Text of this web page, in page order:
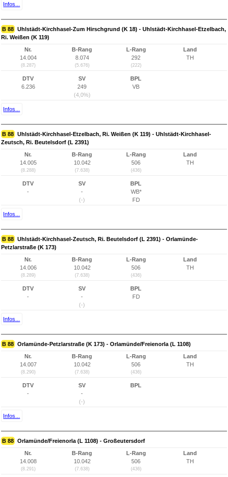
Infos...
B 88 Uhlstädt-Kirchhasel-Zum Hirschgrund (K 18) - Uhlstädt-Kirchhasel-Etzelbach,
Ri. Weißen (K 119)
Nr.
14.004
(8.287)
B-Rang
8.074
(5.676)
L-Rang
292
(222)
Land
TH
DTV
6.236
SV
249
(4,0%)
BPL
VB
Infos...
B 88 Uhlstädt-Kirchhasel-Etzelbach, Ri. Weißen (K 119) - Uhlstädt-Kirchhasel-
Zeutsch, Ri. Beutelsdorf (L 2391)
Nr.
14.005
(8.288)
B-Rang
10.042
(7.638)
L-Rang
506
(436)
Land
TH
DTV
-
SV
-
(-)
BPL
WB*
FD
Infos...
B 88 Uhlstädt-Kirchhasel-Zeutsch, Ri. Beutelsdorf (L 2391) - Orlamünde-
Petzlarstraße (K 173)
Nr.
14.006
(8.289)
B-Rang
10.042
(7.638)
L-Rang
506
(436)
Land
TH
DTV
-
SV
-
(-)
BPL
FD
Infos...
B 88 Orlamünde-Petzlarstraße (K 173) - Orlamünde/Freienorla (L 1108)
Nr.
14.007
(8.290)
B-Rang
10.042
(7.638)
L-Rang
506
(436)
Land
TH
DTV
-
SV
-
(-)
BPL
Infos...
B 88 Orlamünde/Freienorla (L 1108) - Großeutersdorf
Nr.
14.008
(8.291)
B-Rang
10.042
(7.638)
L-Rang
506
(436)
Land
TH